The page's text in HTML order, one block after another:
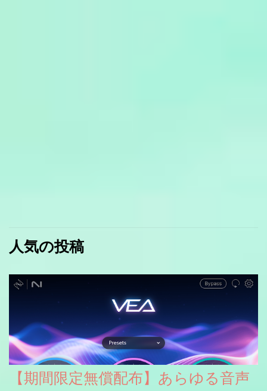
人気の投稿
【期間限定無償配布】あらゆる音声